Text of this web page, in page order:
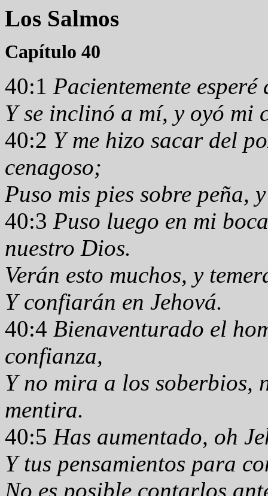
Los Salmos
Capítulo 40
40:1 Pacientemente esperé
Y se inclinó a mí, y oyó mi
40:2 Y me hizo sacar del
cenagoso;
Puso mis pies sobre peña,
40:3 Puso luego en mi
nuestro Dios.
Verán esto muchos, y
Y confiarán en Jehová.
40:4 Bienaventurado el
confianza,
Y no mira a los soberbios,
mentira.
40:5 Has aumentado, oh
Y tus pensamientos para
No es posible contarlos